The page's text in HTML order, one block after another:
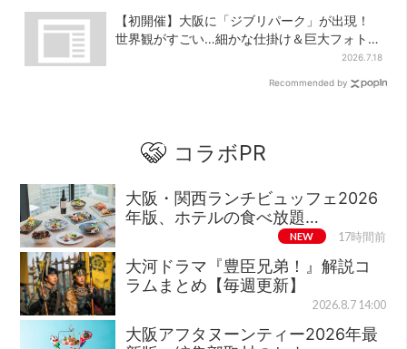
【初開催】大阪に「ジブリパーク」が出現！
世界観がすごい…細かな仕掛け＆巨大フォトス
2026.7.18
Recommended by
コラボPR
大阪・関西ランチビュッフェ2026
年版、ホテルの食べ放題…
NEW 17時間前
大河ドラマ『豊臣兄弟！』解説コ
ラムまとめ【毎週更新】
2026.8.7 14:00
大阪アフタヌーンティー2026年最